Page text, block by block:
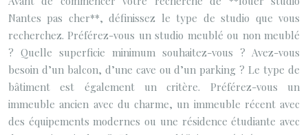
Nantes pas cher**, définissez le type de studio que vous
recherchez. Préférez-vous un studio meublé ou non meublé
? Quelle superficie minimum souhaitez-vous ? Avez-vous
besoin d’un balcon, d’une cave ou d’un parking ? Le type de
bâtiment est également un critère. Préférez-vous un
immeuble ancien avec du charme, un immeuble récent avec
des équipements modernes ou une résidence étudiante avec